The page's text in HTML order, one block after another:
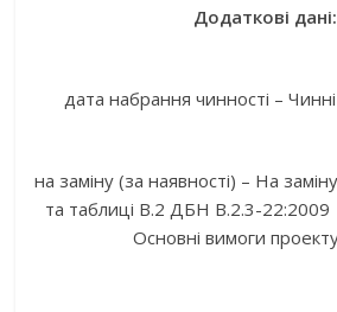
Додаткові дані:
дата набрання чинності –
на заміну (за наявності) – На
та таблиці В.2 ДБН В.2.3-
Основні вимоги